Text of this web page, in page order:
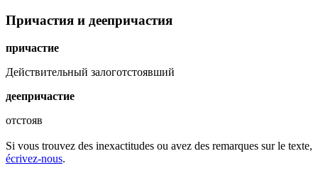
Причастия и деепричастия
причастие
Действительный залоготстоявший
деепричастие
отстояв
Si vous trouvez des inexactitudes ou avez des remarques sur le texte,
écrivez-nous.